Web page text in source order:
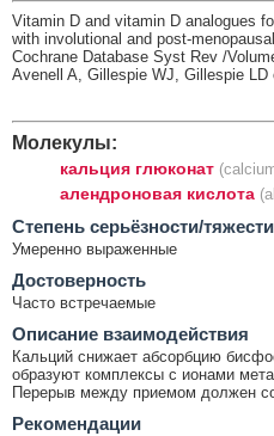
Vitamin D and vitamin D analogues
with involutional and post-
Cochrane Database Syst Rev /
Avenell A, Gillespie WJ, Gillespie LD
Молекулы:
кальция глюконат
алендроновая кислота
Cтепень серьёзности/тяжести
Умеренно выраженные
Достоверность
Часто встречаемые
Описание взаимодействия
Кальций снижает абсорбцию
образуют комплексы с ионами
Перерыв между приемом должен
Рекомендации